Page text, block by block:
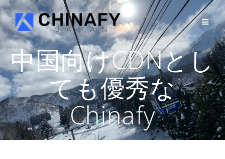
コ
ン
テ
ン
ツ
へ
ス
キ
ッ
プ
中国向けCDNとし
ても優秀な
Chinafy